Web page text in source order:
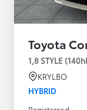
Toyota
1,8 STYLE
KRYLBO
HYBRID